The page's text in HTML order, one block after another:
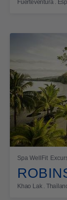
Fuerteventura .
Spa WellFit
Khao Lak .